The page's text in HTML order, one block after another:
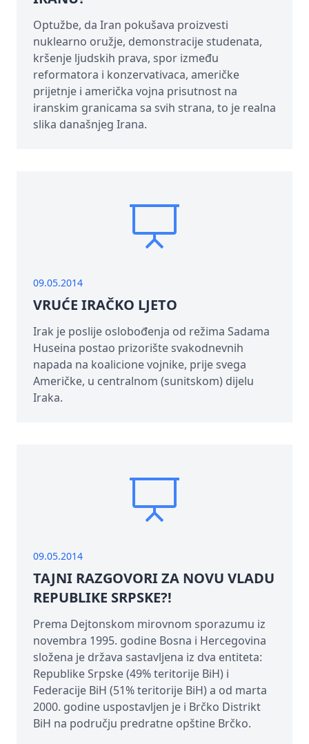
Optužbe, da Iran pokušava proizvesti
nuklearno oružje, demonstracije studenata,
kršenje ljudskih prava, spor između
reformatora i konzervativaca, američke
prijetnje i američka vojna prisutnost na
iranskim granicama sa svih strana, to je realna
slika današnjeg Irana.
09.05.2014
VRUĆE IRAČKO LJETO
Irak je poslije oslobođenja od režima Sadama
Huseina postao prizorište svakodnevnih
napada na koalicione vojnike, prije svega
Američke, u centralnom (sunitskom) dijelu
Iraka.
09.05.2014
TAJNI RAZGOVORI ZA NOVU VLADU
REPUBLIKE SRPSKE?!
Prema Dejtonskom mirovnom sporazumu iz
novembra 1995. godine Bosna i Hercegovina
složena je država sastavljena iz dva entiteta:
Republike Srpske (49% teritorije BiH) i
Federacije BiH (51% teritorije BiH) a od marta
2000. godine uspostavljen je i Brčko Distrikt
BiH na području predratne opštine Brčko.